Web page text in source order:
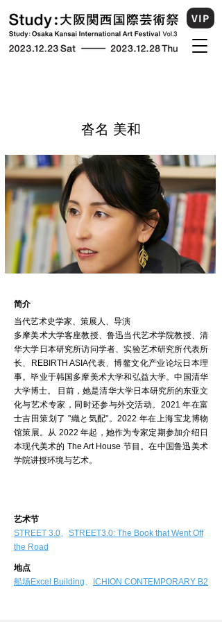
VIP
​沓名 美和
简介
当代艺术史学家、策展人、导演
多摩美术大学客座教授、鲁迅当代艺术学院教授、清
华大学日本研究所访问学者、实验艺术研究所代表所
长、REBIRTH ASIA代表、博鳌文化产业论坛日本理
事。毕业于韩国多摩美术大学和弘益大学。中国清华
大学博士。 目前，她是清华大学日本研究所的东亚文
化与艺术专家，同时还参与外交活动。2021 年在富
士吉田策划了 "織と気配"。2022 年在上海宝龙博物
馆策展。从 2022 年起，她作为专家定期参加介绍日
本现代美术的 The Art House 节目。在中国鲁迅美术
学院讲授环境与艺术。
艺术节
​STREET 3.0、 STREET3.0: The Book that Went Off
the Road
地点
船场Excel Building、 ICHION CONTEMPORARY B2